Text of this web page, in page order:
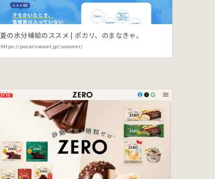
夏の水分補給のススメ | ポカリ、のまなきゃ。
https://pocarisweat.jp/summer/